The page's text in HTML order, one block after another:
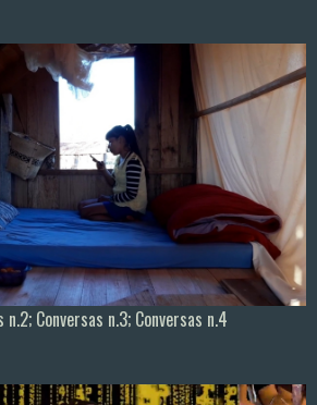
n.2; Conversas n.3; Conversas n.4